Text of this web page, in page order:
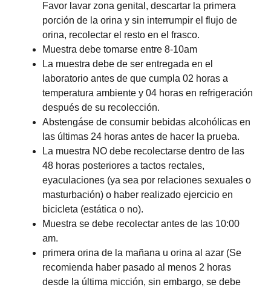
Favor lavar zona genital, descartar la primera
porción de la orina y sin interrumpir el flujo de
orina, recolectar el resto en el frasco.
Muestra debe tomarse entre 8-10am
La muestra debe de ser entregada en el
laboratorio antes de que cumpla 02 horas a
temperatura ambiente y 04 horas en refrigeración
después de su recolección.
Abstengáse de consumir bebidas alcohólicas en
las últimas 24 horas antes de hacer la prueba.
La muestra NO debe recolectarse dentro de las
48 horas posteriores a tactos rectales,
eyaculaciones (ya sea por relaciones sexuales o
masturbación) o haber realizado ejercicio en
bicicleta (estática o no).
Muestra se debe recolectar antes de las 10:00
am.
primera orina de la mañana u orina al azar (Se
recomienda haber pasado al menos 2 horas
desde la última micción, sin embargo, se debe